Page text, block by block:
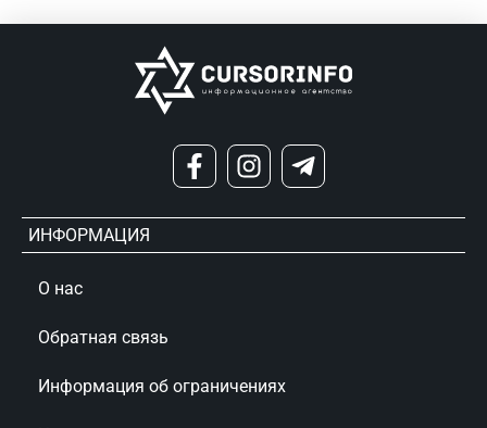
ИНФОРМАЦИЯ
О нас
Обратная связь
Информация об ограничениях